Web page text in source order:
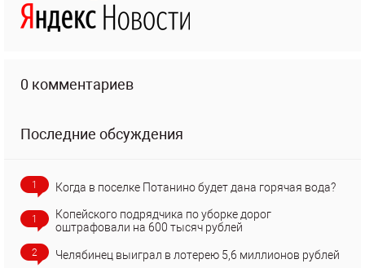
0 комментариев
Последние обсуждения
1 Когда в поселке Потанино будет дана горячая вода?
1
Копейского подрядчика по уборке дорог
оштрафовали на 600 тысяч рублей
2 Челябинец выиграл в лотерею 5,6 миллионов рублей